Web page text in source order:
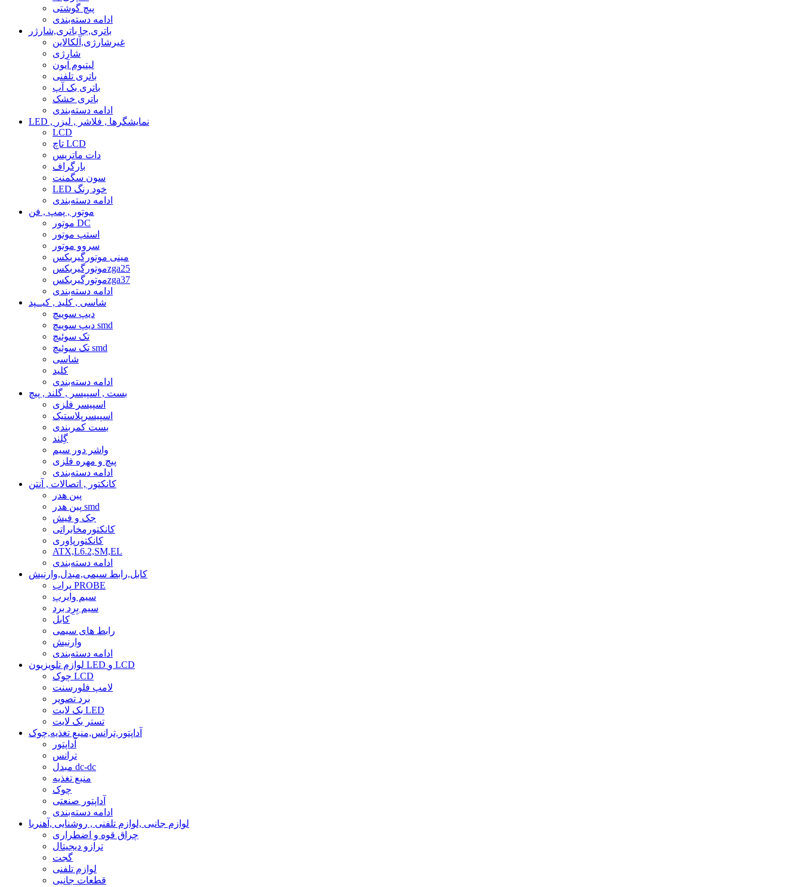
پیچ گوشتی
ادامه دسته‌بندی
باتری,جا باتری,شارژر
غیرشارژی,آلکالاین
شارژی
لیتیوم آیون
باتری تلفنی
باتری بک آپ
باتری خشک
ادامه دسته‌بندی
LED , نمایشگرها , فلاشر , لیزر
LCD
تاچ LCD
دات ماتریس
بارگراف
سون سگمنت
LED خود رنگ
ادامه دسته‌بندی
موتور , پمپ , فن
موتور DC
استپ موتور
سروو موتور
مینی موتورگیربکس
موتورگیربکسzga25
موتورگیربکسzga37
ادامه دسته‌بندی
شاسی , کلید , کیــپد
دیپ سوییچ
دیپ سوییچ smd
تک سوئیچ
تک سوئیچ smd
شاسی
کلید
ادامه دسته‌بندی
بست , اسپیسر , گلند , پیچ
اسپیسر فلزی
اسپیسرپلاستیک
بست کمربندی
گِلند
واشر دور سیم
پیچ و مهره فلزی
ادامه دسته‌بندی
کانکتور , اتصالات , آنتن
پین هدر
پین هدر smd
جک و فیش
کانکتورمخابراتی
کانکتورپاوری
ATX,L6.2,SM,EL
ادامه دسته‌بندی
کابل,رابط سیمی,مبدل,وارنیش
پراب PROBE
سیم وایرپ
سیم بِرِد برد
کابل
رابط های سیمی
وارنیش
ادامه دسته‌بندی
لوازم تلویزیون LED و LCD
چوک LCD
لامپ فلورسنت
برد تصویر
بک لایت LED
تستر بک لایت
آداپتور,ترانس,منبع تغذیه,چوک
آداپتور
ترانس
مبدل dc-dc
منبع تغذیه
چوک
آداپتور صنعتی
ادامه دسته‌بندی
لوازم جانبی ,لوازم تلفنی , روشنایی ,آهنربا
چراق قوه و اضطراری
ترازو دیجیتال
گجت
لوازم تلفنی
قطعات جانبی